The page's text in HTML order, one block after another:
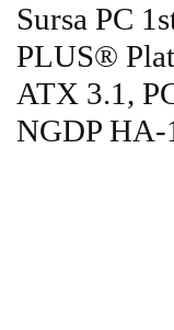
Sursa PC
PLUS®
ATX 3.1,
NGDP